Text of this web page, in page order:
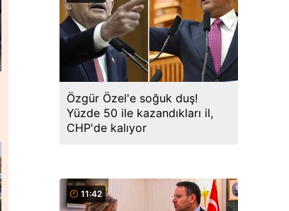
Özgür Özel'e soğuk duş!
Yüzde 50 ile kazandıkları il,
CHP'de kalıyor
11:42